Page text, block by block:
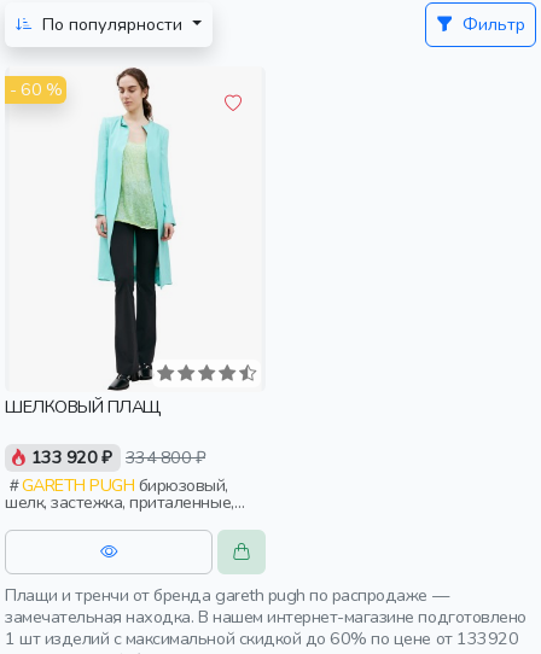
По популярности
Фильтр
- 60 %
ШЕЛКОВЫЙ ПЛАЩ
133 920 ₽ 334 800 ₽
GARETH PUGH
шелк, застежка, приталенные,
ворот, складки, женщины,
взрослые
Плащи и тренчи от бренда gareth pugh по распродаже —
замечательная находка. В нашем интернет-магазине подготовлено
1 шт изделий с максимальной скидкой до 60% по цене от 133920